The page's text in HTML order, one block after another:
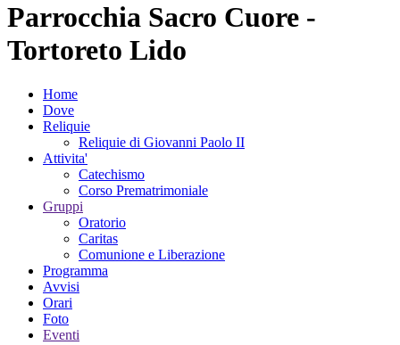
Parrocchia Sacro Cuore -
Tortoreto Lido
Home
Dove
Reliquie
Reliquie di Giovanni Paolo II
Attivita'
Catechismo
Corso Prematrimoniale
Gruppi
Oratorio
Caritas
Comunione e Liberazione
Programma
Avvisi
Orari
Foto
Eventi